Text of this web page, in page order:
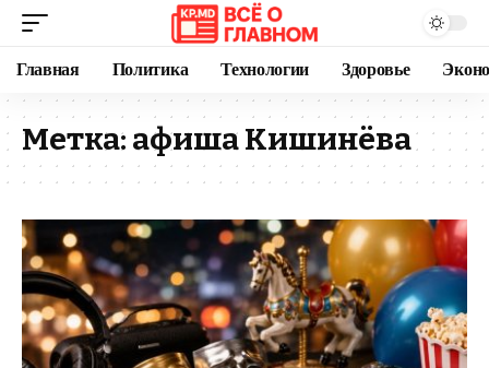
Главная Политика Технологии Здоровье
Метка: афиша Кишинёва